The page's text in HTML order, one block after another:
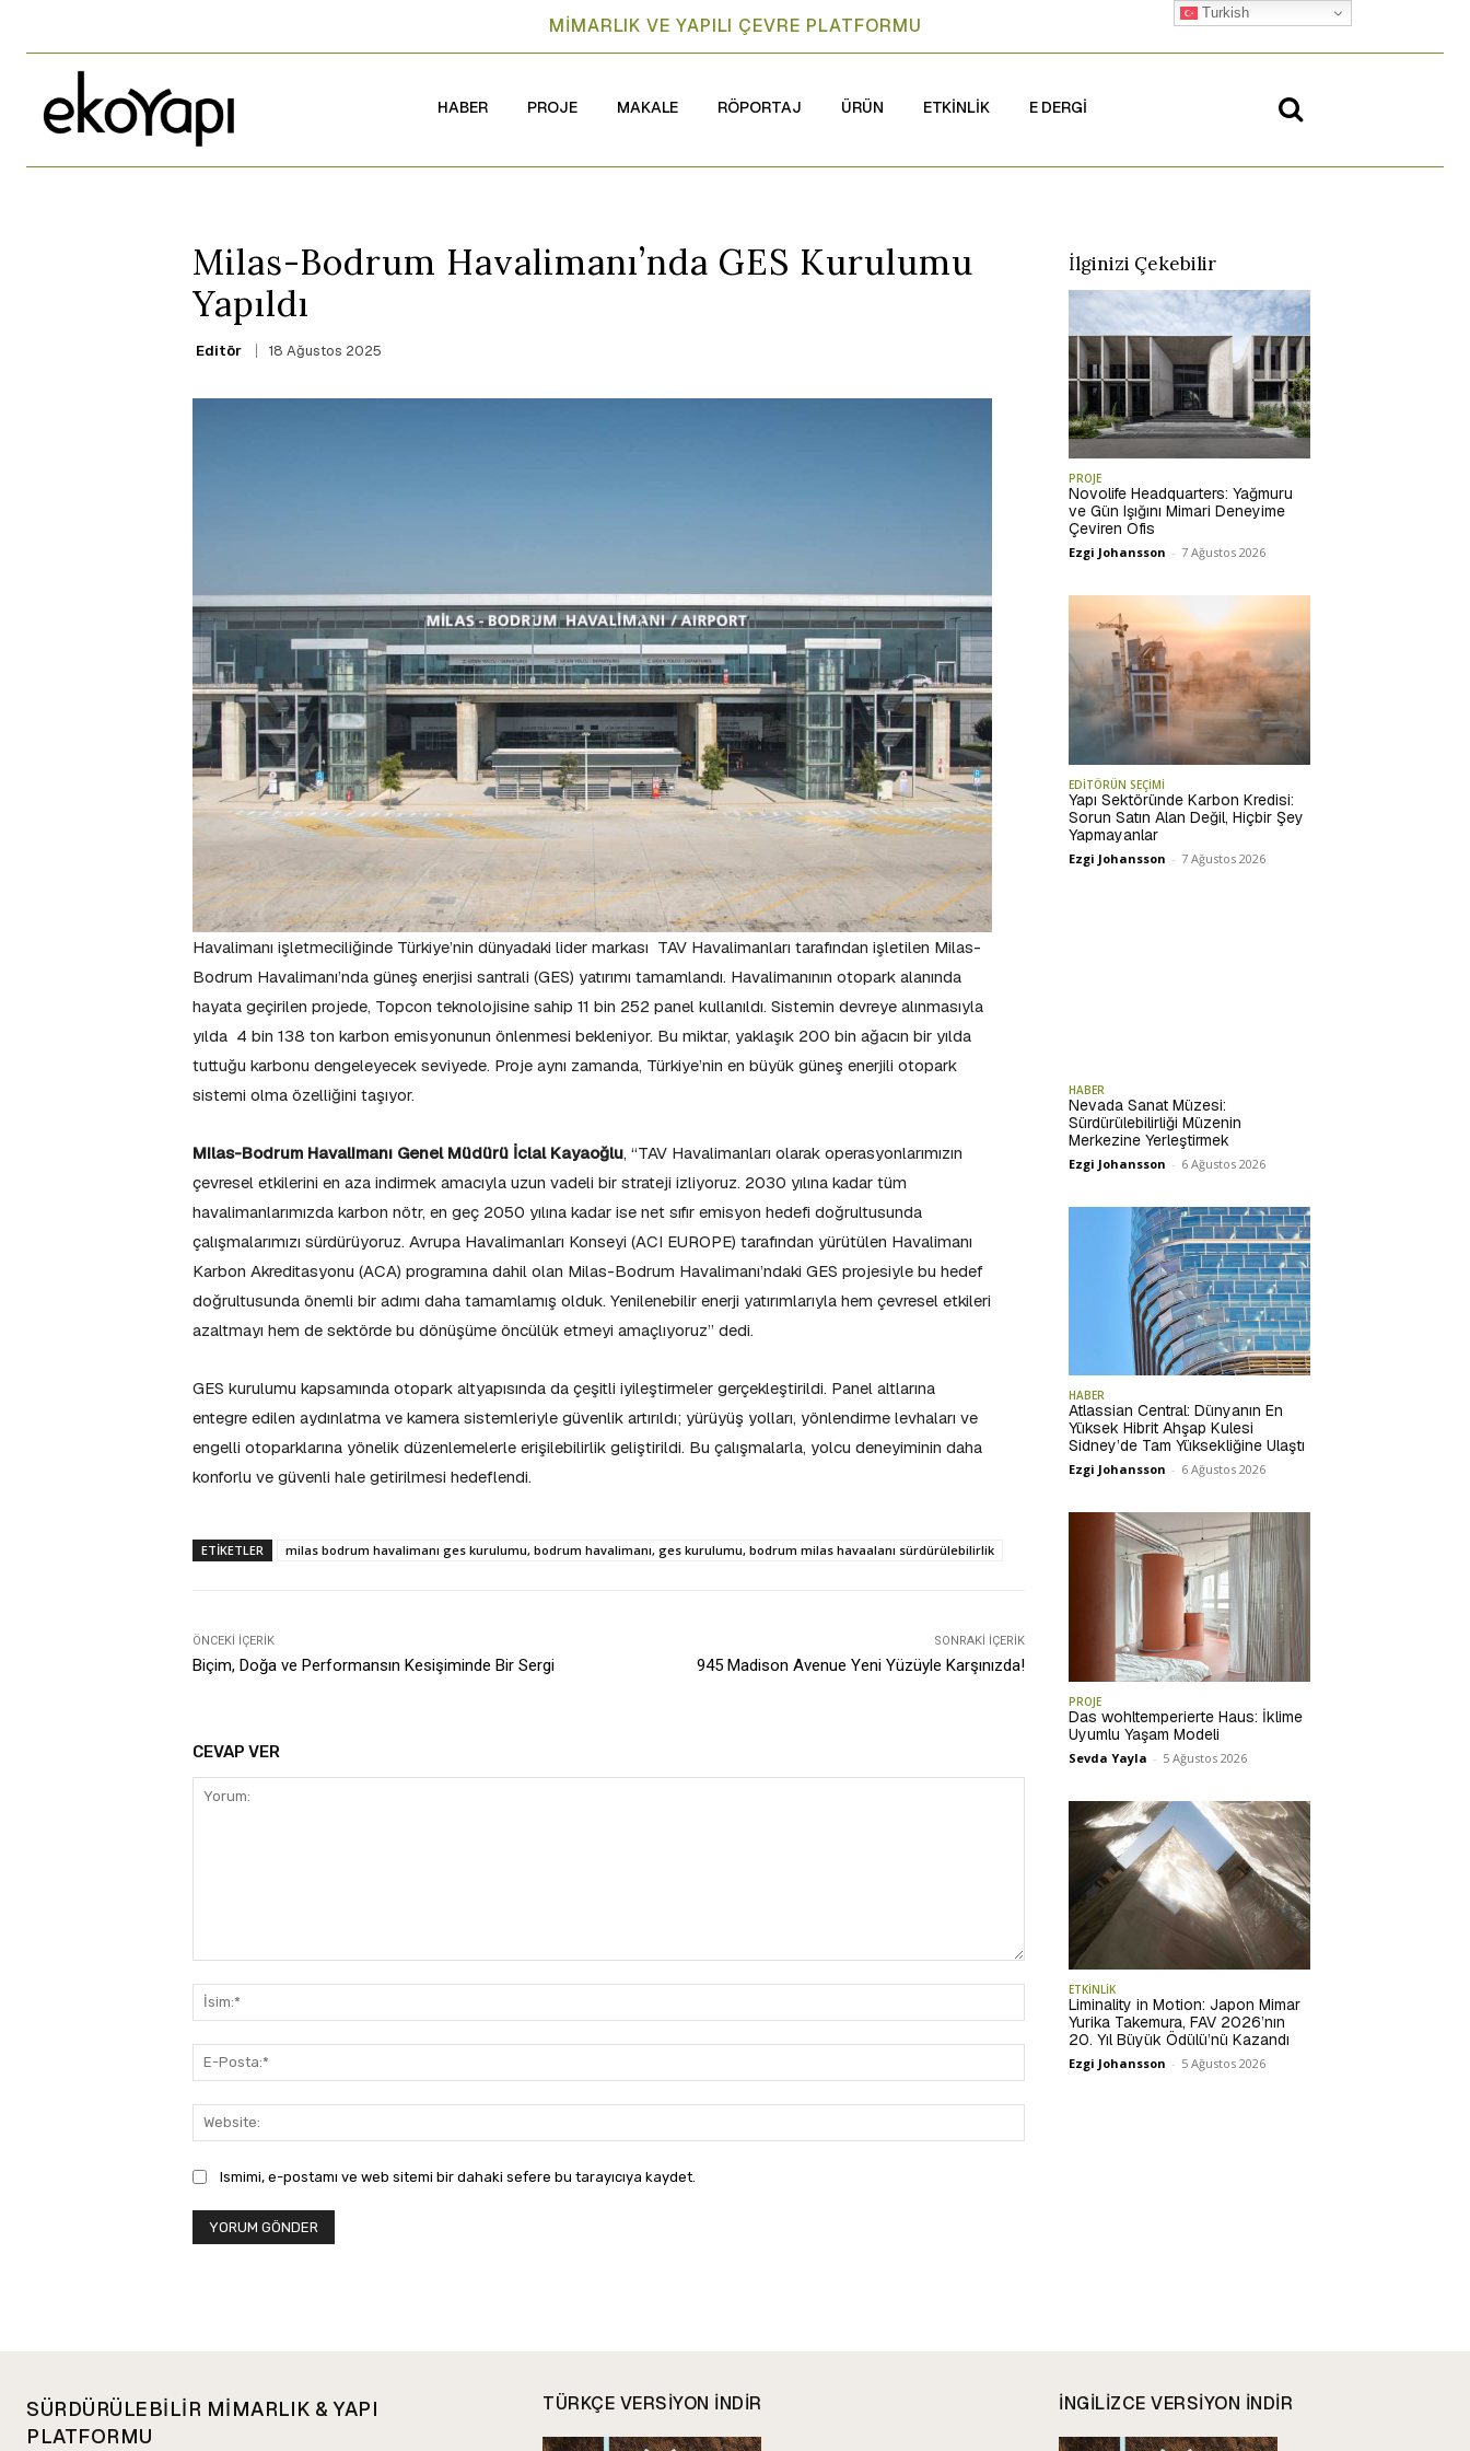
MİMARLIK VE YAPILI ÇEVRE PLATFORMU
HABER PROJE MAKALE RÖPORTAJ ÜRÜN ETKİNLİK E DERGİ
Milas-Bodrum Havalimanı’nda GES Kurulumu
Yapıldı
Editör 18 Ağustos 2025
Havalimanı işletmeciliğinde Türkiye’nin dünyadaki lider markası TAV Havalimanları tarafından işletilen Milas-
Bodrum Havalimanı’nda güneş enerjisi santrali (GES) yatırımı tamamlandı. Havalimanının otopark alanında
hayata geçirilen projede, Topcon teknolojisine sahip 11 bin 252 panel kullanıldı. Sistemin devreye alınmasıyla
yılda 4 bin 138 ton karbon emisyonunun önlenmesi bekleniyor. Bu miktar, yaklaşık 200 bin ağacın bir yılda
tuttuğu karbonu dengeleyecek seviyede. Proje aynı zamanda, Türkiye’nin en büyük güneş enerjili otopark
sistemi olma özelliğini taşıyor.
Milas-Bodrum Havalimanı Genel Müdürü İclal Kayaoğlu, “TAV Havalimanları olarak operasyonlarımızın
çevresel etkilerini en aza indirmek amacıyla uzun vadeli bir strateji izliyoruz. 2030 yılına kadar tüm
havalimanlarımızda karbon nötr, en geç 2050 yılına kadar ise net sıfır emisyon hedefi doğrultusunda
çalışmalarımızı sürdürüyoruz. Avrupa Havalimanları Konseyi (ACI EUROPE) tarafından yürütülen Havalimanı
Karbon Akreditasyonu (ACA) programına dahil olan Milas-Bodrum Havalimanı’ndaki GES projesiyle bu hedef
doğrultusunda önemli bir adımı daha tamamlamış olduk. Yenilenebilir enerji yatırımlarıyla hem çevresel etkileri
azaltmayı hem de sektörde bu dönüşüme öncülük etmeyi amaçlıyoruz” dedi.
GES kurulumu kapsamında otopark altyapısında da çeşitli iyileştirmeler gerçekleştirildi. Panel altlarına
entegre edilen aydınlatma ve kamera sistemleriyle güvenlik artırıldı; yürüyüş yolları, yönlendirme levhaları ve
engelli otoparklarına yönelik düzenlemelerle erişilebilirlik geliştirildi. Bu çalışmalarla, yolcu deneyiminin daha
konforlu ve güvenli hale getirilmesi hedeflendi.
ETIKETLER milas bodrum havalimanı ges kurulumu, bodrum havalimanı, ges kurulumu, bodrum milas havaalanı sürdürülebilirlik
ÖNCEKI İÇERIK
Biçim, Doğa ve Performansın Kesişiminde Bir Sergi
SONRAKI İÇERIK
945 Madison Avenue Yeni Yüzüyle Karşınızda!
CEVAP VER
Posta:*
Ismimi, e-postamı ve web sitemi bir dahaki sefere bu tarayıcıya kaydet.
İlginizi Çekebilir
PROJE
Novolife Headquarters: Yağmuru
ve Gün Işığını Mimari Deneyime
Çeviren Ofis
Ezgi Johansson - 7 Ağustos 2026
EDİTÖRÜN SEÇİMİ
Yapı Sektöründe Karbon Kredisi:
Sorun Satın Alan Değil, Hiçbir Şey
Yapmayanlar
Ezgi Johansson - 7 Ağustos 2026
HABER
Nevada Sanat Müzesi:
Sürdürülebilirliği Müzenin
Merkezine Yerleştirmek
Ezgi Johansson - 6 Ağustos 2026
HABER
Atlassian Central: Dünyanın En
Yüksek Hibrit Ahşap Kulesi
Sidney’de Tam Yüksekliğine Ulaştı
Ezgi Johansson - 6 Ağustos 2026
PROJE
Das wohltemperierte Haus: İklime
Uyumlu Yaşam Modeli
Sevda Yayla - 5 Ağustos 2026
ETKİNLİK
Liminality in Motion: Japon Mimar
Yurika Takemura, FAV 2026’nın
20. Yıl Büyük Ödülü’nü Kazandı
Ezgi Johansson - 5 Ağustos 2026
SÜRDÜRÜLEBİLİR MİMARLIK & YAPI
PLATFORMU
TÜRKÇE VERSIYON INDIR INGILIZCE VERSIYON INDIR
Turkish